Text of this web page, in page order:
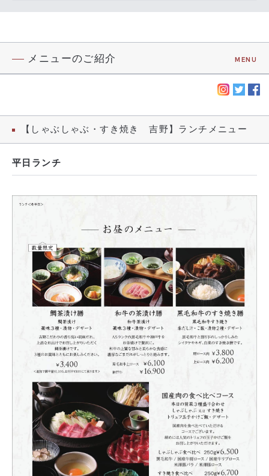
メニューのご紹介 MENU
【しゃぶしゃぶ・すき焼き 吉野】ランチメニュー
平日ランチ